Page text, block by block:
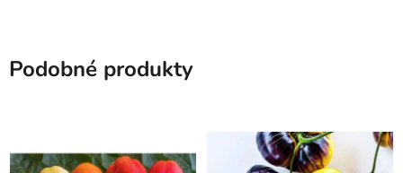
Podobné produkty